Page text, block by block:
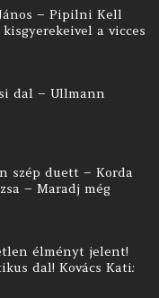
– Pipilni Kell
a vicces
dal – Ullmann
szép duett – Korda
– Maradj még
élményt jelent!
dal! Kovács Kati: